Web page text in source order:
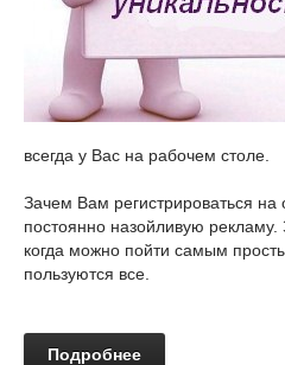
всегда у Вас на рабочем столе.
Зачем Вам регистрироваться на
постоянно назойливую рекламу.
когда можно пойти самым
пользуются все.
Подробнее